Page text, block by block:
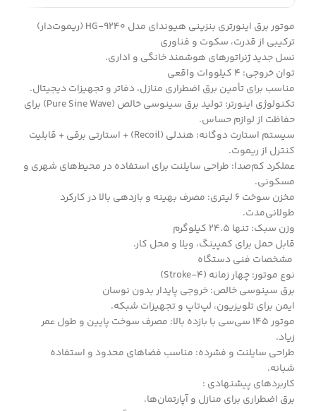
موتور برق اینورتری بنزینی هیوندای مدل HG-9240 (ریموت‌دار)
ترکیبی از قدرت، سکوت و فناوری
نسل جدید ژنراتورهای هوشمند خانگی و اداری.
توان خروجی: 4 کیلووات واقعی
مناسب برای تأمین برق اضطراری منازل، دفاتر و تجهیزات دیجیتال.
تکنولوژی اینورتر: تولید برق سینوسی خالص (Pure Sine Wave) برای
حفاظت از لوازم حساس.
سیستم استارت دوگانه: هندلی (Recoil) + استارتی برقی + قابلیت
کنترل از ریموت.
عملکرد کم‌صدا: طراحی سایلنت برای استفاده در محیط‌های شهری و
مسکونی.
مخزن سوخت 6 لیتری: مصرف بهینه و بازدهی بالا در کارکرد
طولانی‌مدت.
وزن سبک: تنها 24.5 کیلوگرم
قابل حمل برای کمپینگ، ویلا و محل کار.
مشخصات فنی دستگاه
نوع موتور: چهار زمانه (4-Stroke)
برق سینوسی خالص: خروجی پایدار بدون نوسان
ایمن برای تلویزیون، لپ‌تاپ و تجهیزات شبکه.
موتور 145 سی‌سی با بازده بالا: مصرف سوخت پایین و طول عمر
زیاد.
طراحی سایلنت و فشرده: مناسب فضاهای محدود و استفاده
شبانه.
کاربردهای پیشنهادی :
برق اضطراری برای منازل و آپارتمان‌ها.